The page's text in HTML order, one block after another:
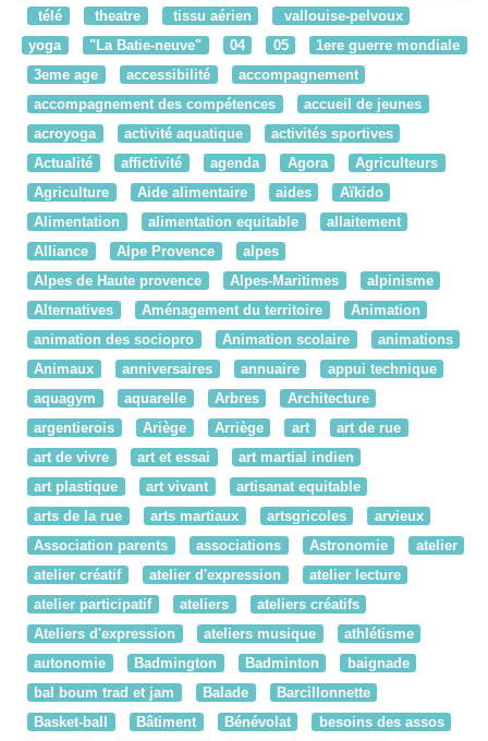
télé
theatre tissu aérien
vallouise-pelvoux
yoga
"La Batie-neuve" 04 05
1ere guerre mondiale
3eme age
accessibilité
accompagnement
accompagnement des compétences
accueil de jeunes
acroyoga
activité aquatique
activités sportives
Actualité
affictivité agenda Agora
Agriculteurs
Agriculture
Aide alimentaire aides
Aïkido
Alimentation
alimentation equitable
allaitement
Alliance
Alpe Provence
alpes
Alpes de Haute provence
Alpes-Maritimes
alpinisme
Alternatives
Aménagement du territoire
Animation
animation des sociopro
Animation scolaire
animations
Animaux
anniversaires annuaire
appui technique
aquagym
aquarelle Arbres
Architecture
argentierois
Ariège Arriège art
art de rue
art de vivre
art et essai
art martial indien
art plastique
art vivant
artisanat equitable
arts de la rue
arts martiaux artsgricoles
arvieux
Association parents
associations Astronomie
atelier
atelier créatif
atelier d'expression
atelier lecture
atelier participatif
ateliers
ateliers créatifs
Ateliers d'expression
ateliers musique
athlétisme
autonomie
Badmington Badminton
baignade
bal boum trad et jam
Balade
Barcillonnette
Basket-ball
Bâtiment Bénévolat
besoins des assos